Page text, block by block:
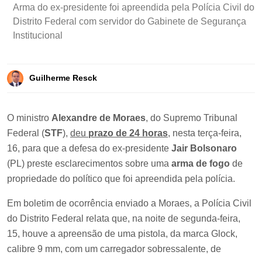
Arma do ex-presidente foi apreendida pela Polícia Civil do
Distrito Federal com servidor do Gabinete de Segurança
Institucional
Guilherme Resck
O ministro Alexandre de Moraes, do Supremo Tribunal
Federal (STF), deu prazo de 24 horas, nesta terça-feira,
16, para que a defesa do ex-presidente Jair Bolsonaro
(PL) preste esclarecimentos sobre uma arma de fogo de
propriedade do político que foi apreendida pela polícia.
Em boletim de ocorrência enviado a Moraes, a Polícia Civil
do Distrito Federal relata que, na noite de segunda-feira,
15, houve a apreensão de uma pistola, da marca Glock,
calibre 9 mm, com um carregador sobressalente, de